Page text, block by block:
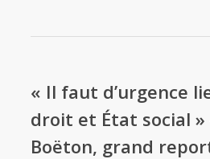
« Il faut d’urgence
droit et État social »
Boëton, grand